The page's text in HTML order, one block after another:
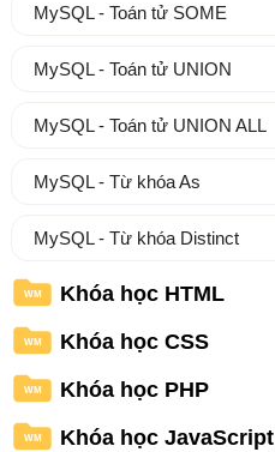
MySQL - Toán tử SOME
MySQL - Toán tử UNION
MySQL - Toán tử UNION ALL
MySQL - Từ khóa As
MySQL - Từ khóa Distinct
WM Khóa học HTML
WM Khóa học CSS
WM Khóa học PHP
WM Khóa học JavaScript